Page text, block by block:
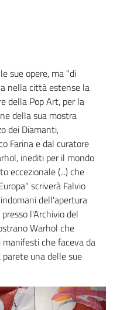
sue opere, ma "di
nella città estense la
della Pop Art, per la
della sua mostra
dei Diamanti,
Farina e dal curatore
inediti per il mondo
eccezionale (...) che
scriverà Falvio
dell'apertura
l'Archivio del
Warhol che
che faceva da
una delle sue